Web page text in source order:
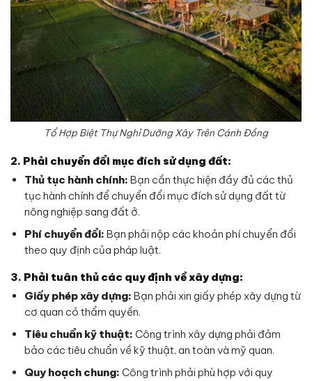
Tổ Hợp Biệt Thự Nghỉ Dưỡng Xây Trên Cánh Đồng
2. Phải chuyển đổi mục đích sử dụng đất:
Thủ tục hành chính: Bạn cần thực hiện đầy đủ các thủ
tục hành chính để chuyển đổi mục đích sử dụng đất từ
nông nghiệp sang đất ở.
Phí chuyển đổi: Bạn phải nộp các khoản phí chuyển đổi
theo quy định của pháp luật.
3. Phải tuân thủ các quy định về xây dựng:
Giấy phép xây dựng: Bạn phải xin giấy phép xây dựng từ
cơ quan có thẩm quyền.
Tiêu chuẩn kỹ thuật: Công trình xây dựng phải đảm
bảo các tiêu chuẩn về kỹ thuật, an toàn và mỹ quan.
Quy hoạch chung: Công trình phải phù hợp với quy